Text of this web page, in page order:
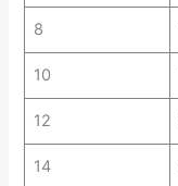
8
10
12
14